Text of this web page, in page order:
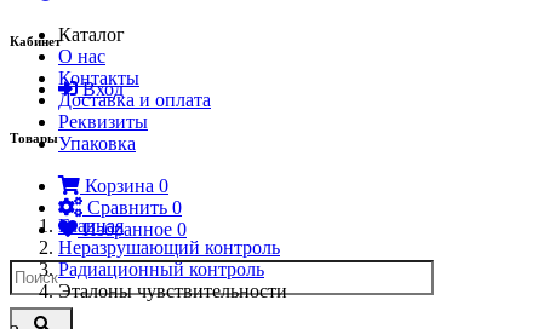
Кабинет
Вход
Товары
Корзина 0
Сравнить 0
Избранное 0
Каталог
О нас
Контакты
Доставка и оплата
Реквизиты
Упаковка
Главная
Неразрушающий контроль
Радиационный контроль
Эталоны чувствительности